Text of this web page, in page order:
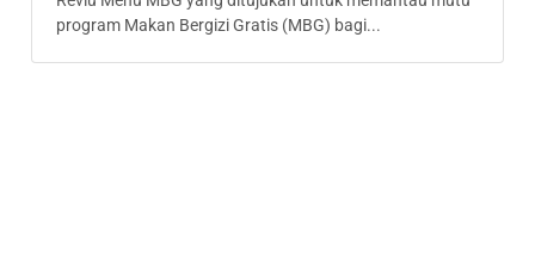
program Makan Bergizi Gratis (MBG) bagi...